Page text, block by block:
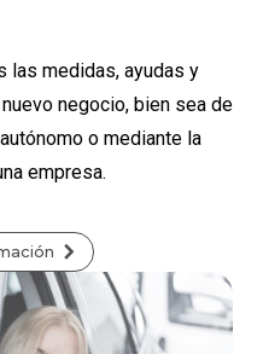
las medidas, ayudas y
negocio, bien sea de
o mediante la
empresa.